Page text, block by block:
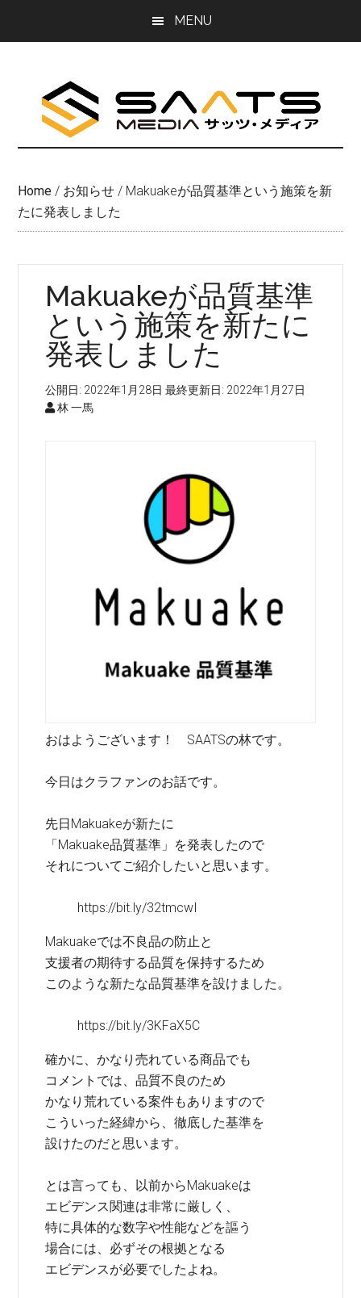
MENU
Home / お知らせ / Makuakeが品質基準という施策を新
たに発表しました
Makuakeが品質基準
という施策を新たに
発表しました
公開日: 2022年1月28日 最終更新日: 2022年1月27日
林 一馬
おはようございます！ SAATSの林です。
今日はクラファンのお話です。
先日Makuakeが新たに
「Makuake品質基準」を発表したので
それについてご紹介したいと思います。
https://bit.ly/32tmcwI
Makuakeでは不良品の防止と
支援者の期待する品質を保持するため
このような新たな品質基準を設けました。
https://bit.ly/3KFaX5C
確かに、かなり売れている商品でも
コメントでは、品質不良のため
かなり荒れている案件もありますので
こういった経緯から、徹底した基準を
設けたのだと思います。
とは言っても、以前からMakuakeは
エビデンス関連は非常に厳しく、
特に具体的な数字や性能などを謳う
場合には、必ずその根拠となる
エビデンスが必要でしたよね。